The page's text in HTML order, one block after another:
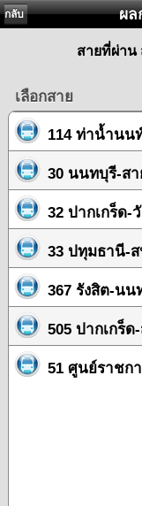
กลับ ผล
สายที่ผ่า
เลือกสาย
114 ท่าน้ำนน
30 นนทบุรี-สา
32 ปากเกร็ด-
33 ปทุมธานี-
367 รังสิต-นน
505 ปากเกร็
51 ศูนย์ราชก